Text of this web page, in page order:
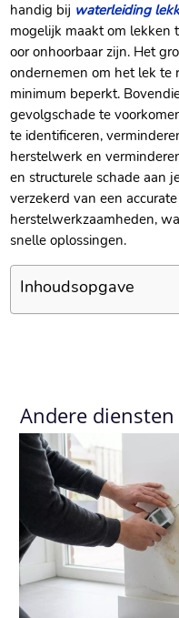
handig bij waterleiding
mogelijk maakt om lekken
oor onhoorbaar zijn.​ Het
ondernemen om het lek te
minimum beperkt.​
gevolgschade te
te identificeren,
herstelwerk en
en structurele schade aan
verzekerd van een
herstelwerkzaamheden,
snelle oplossingen.​
Inhoudsopgave
Andere diensten